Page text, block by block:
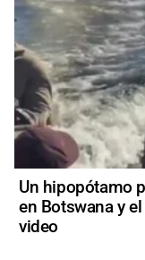
Un hipopótamo
en Botswana y
video